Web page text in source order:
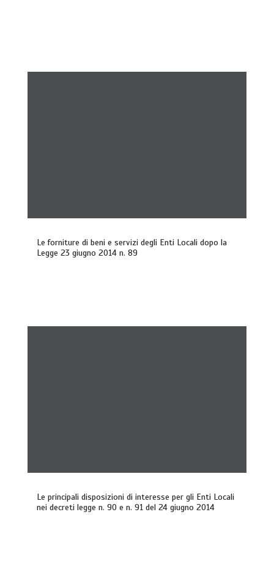
Le forniture di beni e servizi degli Enti Locali dopo la
Legge 23 giugno 2014 n. 89
Le principali disposizioni di interesse per gli Enti Locali
nei decreti legge n. 90 e n. 91 del 24 giugno 2014